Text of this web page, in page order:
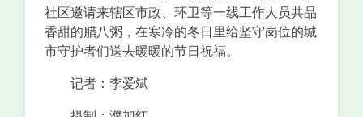
社区邀请来辖区市政、环卫等一线工作人员共品
香甜的腊八粥，在寒冷的冬日里给坚守岗位的城
市守护者们送去暖暖的节日祝福。
记者：李爱斌